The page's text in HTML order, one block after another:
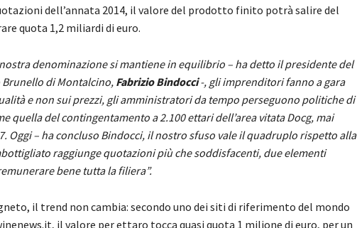
dell’annata 2014, il valore del prodotto finito potrà salire del
quota 1,2 miliardi di euro.
nostra denominazione si mantiene in equilibrio – ha detto il presidente del
Brunello di Montalcino,Fabrizio Bindocci-, gli imprenditori fanno a gara
e non sui prezzi, gli amministratori da tempo perseguono politiche di
quella del contingentamento a 2.100 ettari dell’area vitata Docg, mai
Oggi – ha concluso Bindocci, il nostro sfuso vale il quadruplo rispetto alla
raggiunge quotazioni più che soddisfacenti, due elementi
bene tutta la filiera”.
il trend non cambia: secondo uno dei siti di riferimento del mondo
il valore per ettaro tocca quasi quota 1 milione di euro, per un